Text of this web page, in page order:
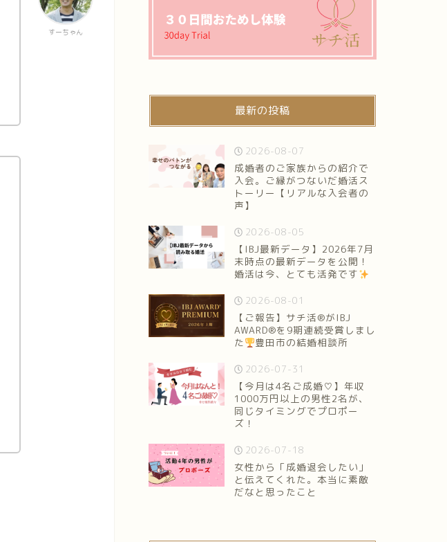
すーちゃん
最新の投稿
2026-08-07
成婚者のご家族からの紹介で
入会。ご縁がつないだ婚活ス
トーリー【リアルな入会者の
声】
2026-08-05
【IBJ最新データ】2026年7月
末時点の最新データを公開！
婚活は今、とても活発です
2026-08-01
【ご報告】サチ活®がIBJ
AWARD®を9期連続受賞しまし
た
豊田市の結婚相談所
2026-07-31
【今月は4名ご成婚♡】年収
1000万円以上の男性2名が、
同じタイミングでプロポー
ズ！
2026-07-18
女性から「成婚退会したい」
と伝えてくれた。本当に素敵
だなと思ったこと